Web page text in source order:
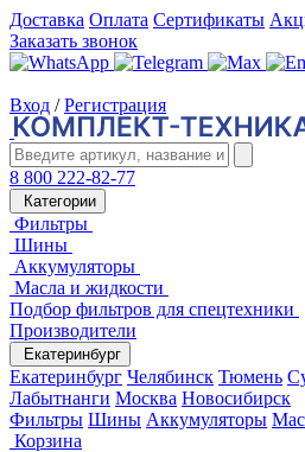
Доставка Оплата Сертификаты
Заказать звонок
Вход / Регистрация
8 800 222-82-77
Категории
Фильтры
Шины
Аккумуляторы
Масла и жидкости
Подбор фильтров для спецтехники
Производители
Екатеринбург
Екатеринбург Челябинск Тюмень
Лабытнанги Москва Новосибирск
Фильтры Шины Аккумуляторы
Корзина